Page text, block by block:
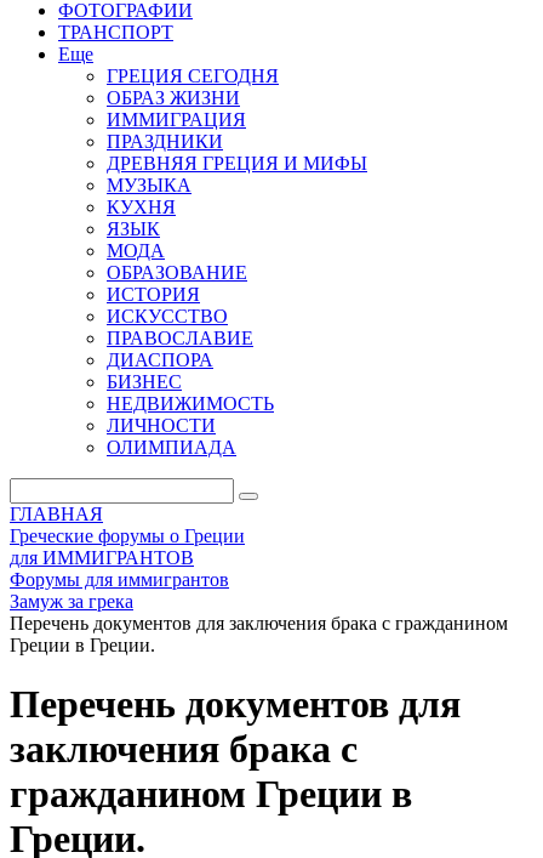
ФОТОГРАФИИ
ТРАНСПОРТ
Еще
ГРЕЦИЯ СЕГОДНЯ
ОБРАЗ ЖИЗНИ
ИММИГРАЦИЯ
ПРАЗДНИКИ
ДРЕВНЯЯ ГРЕЦИЯ И МИФЫ
МУЗЫКА
КУХНЯ
ЯЗЫК
МОДА
ОБРАЗОВАНИЕ
ИСТОРИЯ
ИСКУССТВО
ПРАВОСЛАВИЕ
ДИАСПОРА
БИЗНЕС
НЕДВИЖИМОСТЬ
ЛИЧНОСТИ
ОЛИМПИАДА
ГЛАВНАЯ
Греческие форумы о Греции
для ИММИГРАНТОВ
Форумы для иммигрантов
Замуж за грека
Перечень документов для заключения брака с гражданином
Греции в Греции.
Перечень документов для
заключения брака с
гражданином Греции в
Греции.